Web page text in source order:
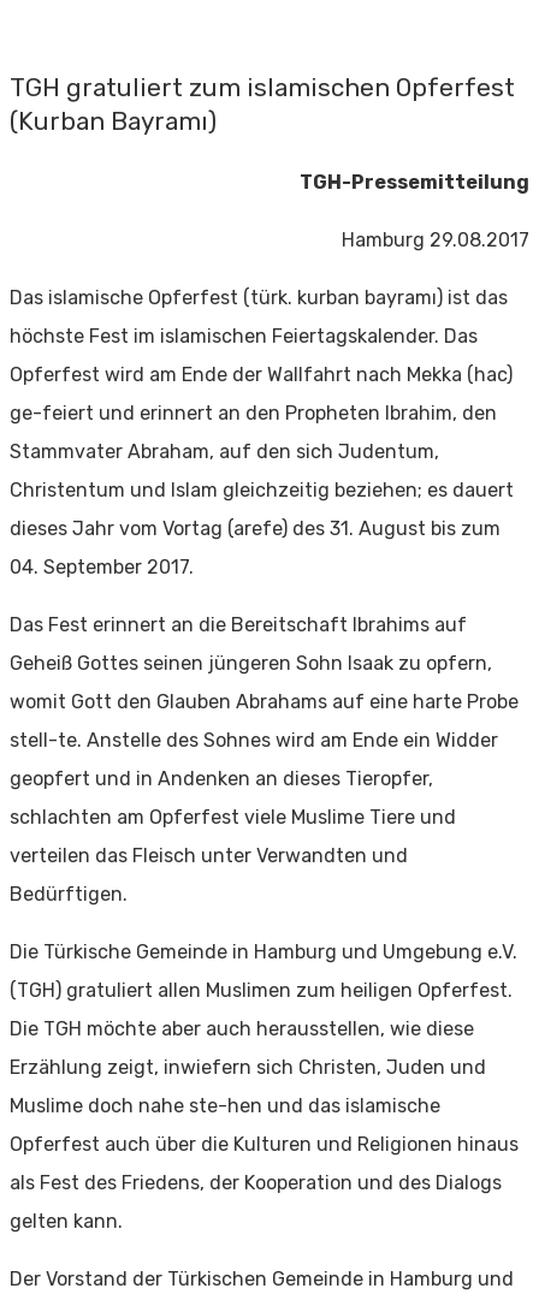
TGH gratuliert zum islamischen Opferfest
(Kurban Bayramı)
TGH-Pressemitteilung
Hamburg 29.08.2017
Das islamische Opferfest (türk. kurban bayramı) ist das
höchste Fest im islamischen Feiertagskalender. Das
Opferfest wird am Ende der Wallfahrt nach Mekka (hac)
ge-feiert und erinnert an den Propheten Ibrahim, den
Stammvater Abraham, auf den sich Judentum,
Christentum und Islam gleichzeitig beziehen; es dauert
dieses Jahr vom Vortag (arefe) des 31. August bis zum
04. September 2017.
Das Fest erinnert an die Bereitschaft Ibrahims auf
Geheiß Gottes seinen jüngeren Sohn Isaak zu opfern,
womit Gott den Glauben Abrahams auf eine harte Probe
stell-te. Anstelle des Sohnes wird am Ende ein Widder
geopfert und in Andenken an dieses Tieropfer,
schlachten am Opferfest viele Muslime Tiere und
verteilen das Fleisch unter Verwandten und
Bedürftigen.
Die Türkische Gemeinde in Hamburg und Umgebung e.V.
(TGH) gratuliert allen Muslimen zum heiligen Opferfest.
Die TGH möchte aber auch herausstellen, wie diese
Erzählung zeigt, inwiefern sich Christen, Juden und
Muslime doch nahe ste-hen und das islamische
Opferfest auch über die Kulturen und Religionen hinaus
als Fest des Friedens, der Kooperation und des Dialogs
gelten kann.
Der Vorstand der Türkischen Gemeinde in Hamburg und